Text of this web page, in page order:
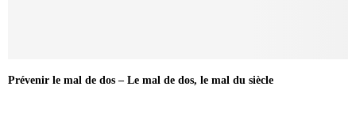
Prévenir le mal de dos – Le mal de dos, le mal du siècle